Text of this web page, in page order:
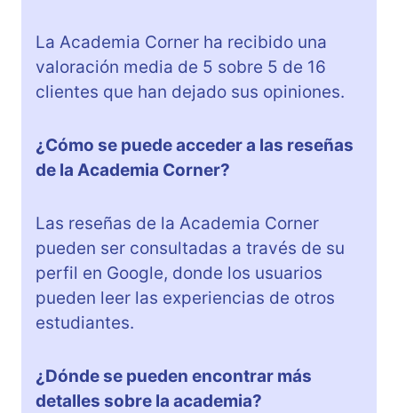
La Academia Corner ha recibido una
valoración media de 5 sobre 5 de 16
clientes que han dejado sus opiniones.
¿Cómo se puede acceder a las reseñas
de la Academia Corner?
Las reseñas de la Academia Corner
pueden ser consultadas a través de su
perfil en Google, donde los usuarios
pueden leer las experiencias de otros
estudiantes.
¿Dónde se pueden encontrar más
detalles sobre la academia?